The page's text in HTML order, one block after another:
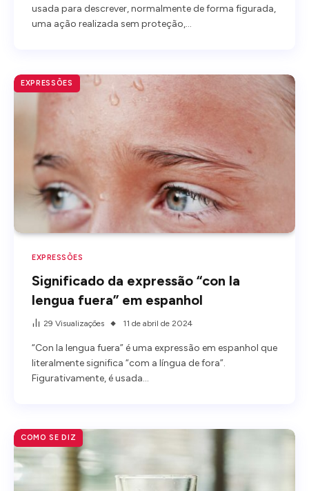
usada para descrever, normalmente de forma figurada,
uma ação realizada sem proteção,…
EXPRESSÕES
EXPRESSÕES
Significado da expressão “con la
lengua fuera” em espanhol
29 Visualizações 11 de abril de 2024
“Con la lengua fuera” é uma expressão em espanhol que
literalmente significa “com a língua de fora”.
Figurativamente, é usada…
COMO SE DIZ